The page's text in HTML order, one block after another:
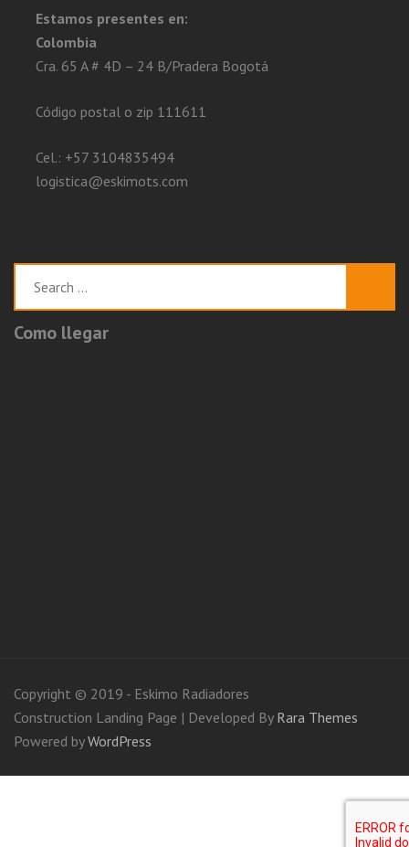
Estamos presentes en:
Colombia
Cra. 65 A # 4D – 24 B/Pradera Bogotá
Código postal o zip 111611
Cel.: +57 3104835494
logistica@eskimots.com
Como llegar
Copyright © 2019 - Eskimo Radiadores
Construction Landing Page | Developed By Rara Themes
Powered byWordPress